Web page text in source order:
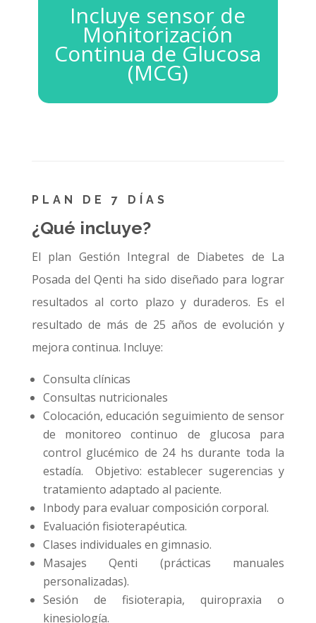
Incluye sensor de
Monitorización
Continua de Glucosa
(MCG)
PLAN DE 7 DÍAS
¿Qué incluye?
El plan Gestión Integral de Diabetes de La
Posada del Qenti ha sido diseñado para lograr
resultados al corto plazo y duraderos. Es el
resultado de más de 25 años de evolución y
mejora continua. Incluye:
Consulta clínicas
Consultas nutricionales
Colocación, educación seguimiento de sensor
de monitoreo continuo de glucosa para
control glucémico de 24 hs durante toda la
estadía. Objetivo: establecer sugerencias y
tratamiento adaptado al paciente.
Inbody para evaluar composición corporal.
Evaluación fisioterapéutica.
Clases individuales en gimnasio.
Masajes Qenti (prácticas manuales
personalizadas).
Sesión de fisioterapia, quiropraxia o
kinesiología.